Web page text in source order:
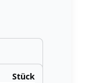
Stück